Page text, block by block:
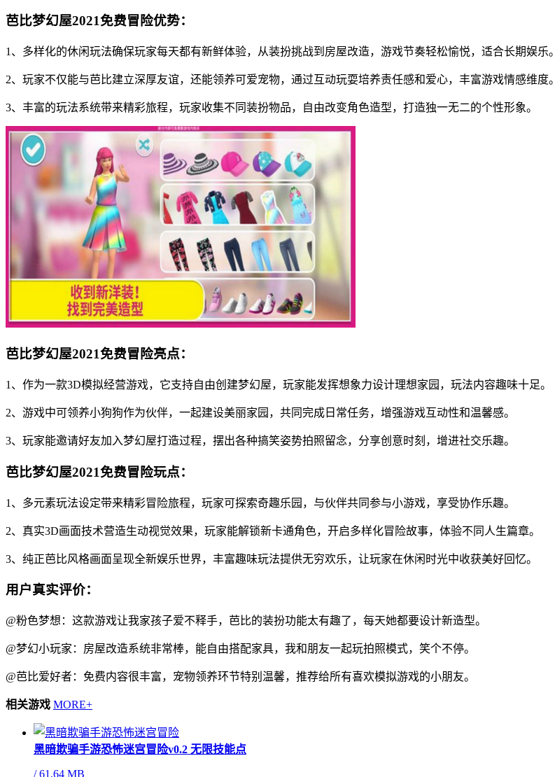
芭比梦幻屋2021免费冒险优势：
1、多样化的休闲玩法确保玩家每天都有新鲜体验，从装扮挑战到房屋改造，游戏节奏轻松愉悦，适合长期娱乐。
2、玩家不仅能与芭比建立深厚友谊，还能领养可爱宠物，通过互动玩耍培养责任感和爱心，丰富游戏情感维度。
3、丰富的玩法系统带来精彩旅程，玩家收集不同装扮物品，自由改变角色造型，打造独一无二的个性形象。
芭比梦幻屋2021免费冒险亮点：
1、作为一款3D模拟经营游戏，它支持自由创建梦幻屋，玩家能发挥想象力设计理想家园，玩法内容趣味十足。
2、游戏中可领养小狗狗作为伙伴，一起建设美丽家园，共同完成日常任务，增强游戏互动性和温馨感。
3、玩家能邀请好友加入梦幻屋打造过程，摆出各种搞笑姿势拍照留念，分享创意时刻，增进社交乐趣。
芭比梦幻屋2021免费冒险玩点：
1、多元素玩法设定带来精彩冒险旅程，玩家可探索奇趣乐园，与伙伴共同参与小游戏，享受协作乐趣。
2、真实3D画面技术营造生动视觉效果，玩家能解锁新卡通角色，开启多样化冒险故事，体验不同人生篇章。
3、纯正芭比风格画面呈现全新娱乐世界，丰富趣味玩法提供无穷欢乐，让玩家在休闲时光中收获美好回忆。
用户真实评价：
@粉色梦想：这款游戏让我家孩子爱不释手，芭比的装扮功能太有趣了，每天她都要设计新造型。
@梦幻小玩家：房屋改造系统非常棒，能自由搭配家具，我和朋友一起玩拍照模式，笑个不停。
@芭比爱好者：免费内容很丰富，宠物领养环节特别温馨，推荐给所有喜欢模拟游戏的小朋友。
相关游戏 MORE+
黑暗欺骗手游恐怖迷宫冒险v0.2 无限技能点
/61.64 MB